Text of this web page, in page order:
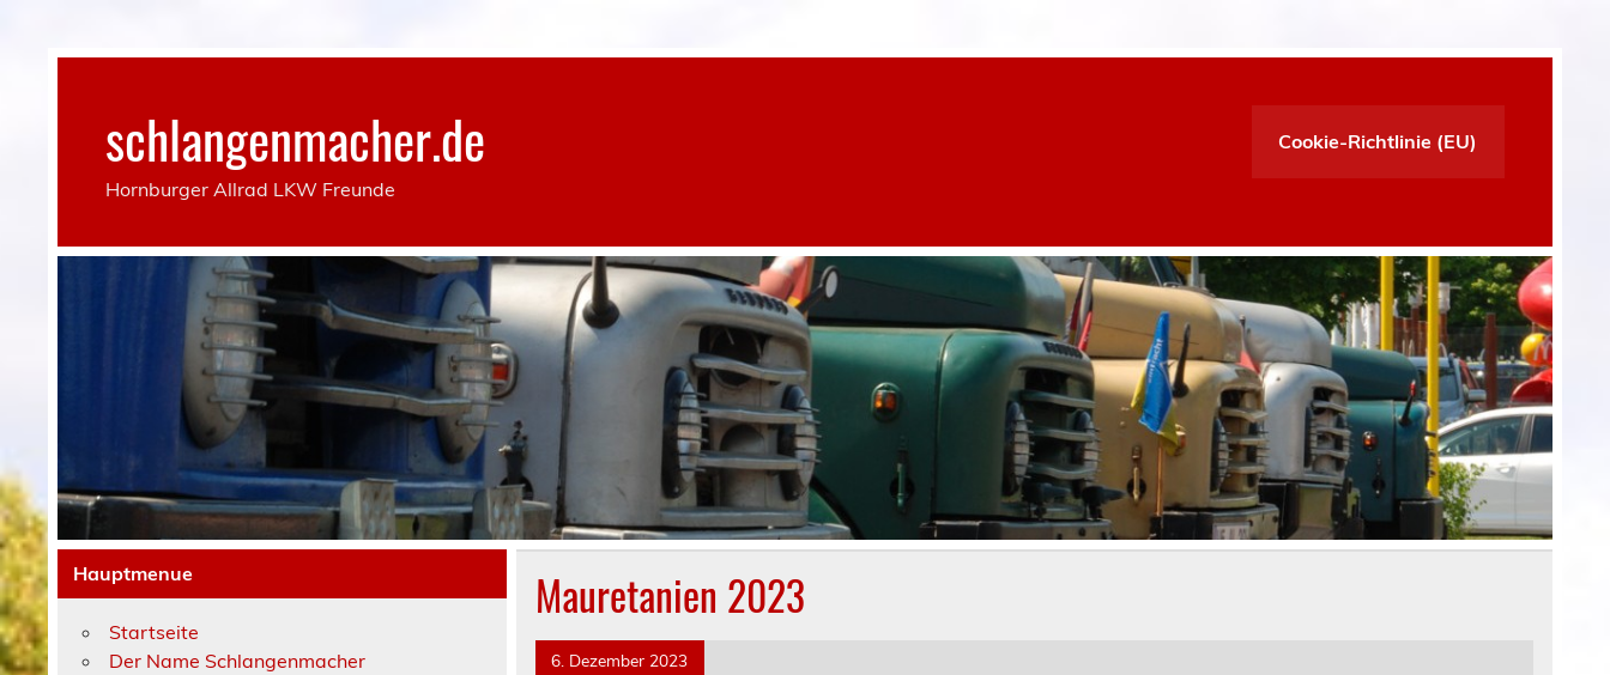
schlangenmacher.de
Hornburger Allrad LKW Freunde
Cookie-Richtlinie (EU)
Mauretanien 2023
6. Dezember 2023
Hauptmenue
Startseite
Der Name Schlangenmacher